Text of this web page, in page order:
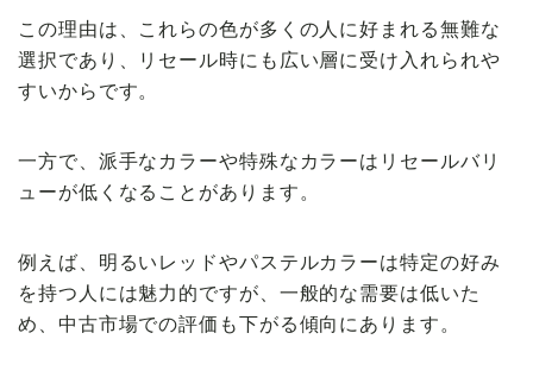
この理由は、これらの色が多くの人に好まれる無難な
選択であり、リセール時にも広い層に受け入れられや
すいからです。
一方で、派手なカラーや特殊なカラーはリセールバリ
ューが低くなることがあります。
例えば、明るいレッドやパステルカラーは特定の好み
を持つ人には魅力的ですが、一般的な需要は低いた
め、中古市場での評価も下がる傾向にあります。